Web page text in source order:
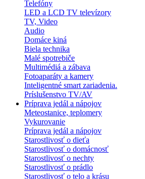
Telefóny
LED a LCD TV televízory
TV, Video
Audio
Domáce kiná
Biela technika
Malé spotrebiče
Multimédiá a zábava
Fotoaparáty a kamery
Inteligentné smart zariadenia.
Príslušenstvo TV/AV
Príprava jedál a nápojov
Meteostanice, teplomery
Vykurovanie
Príprava jedál a nápojov
Starostlivosť o dieťa
Starostlivosť o domácnosť
Starostlivosť o nechty
Starostlivosť o prádlo
Starostlivosť o telo a krásu